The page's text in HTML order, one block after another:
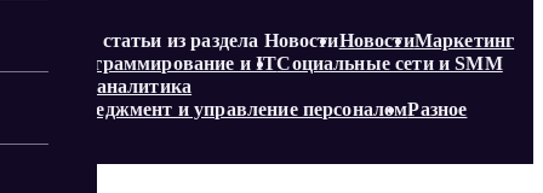
Еще статьи из раздела НовостиНовостиМаркетинг
Программирование и ITСоциальные сети и SMM
Веб-аналитика
Менеджмент и управление персоналомРазное